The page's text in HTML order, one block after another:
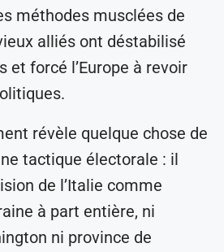
méthodes musclées de
alliés ont déstabilisé
et forcé l’Europe à revoir
révèle quelque chose de
tactique électorale : il
de l’Italie comme
à part entière, ni
ni province de